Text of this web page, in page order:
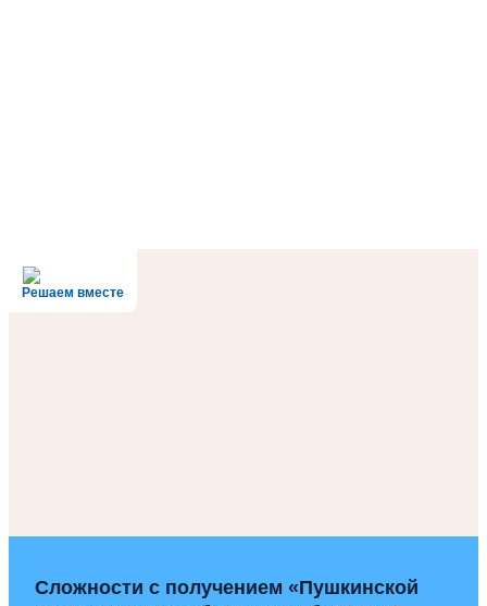
Решаем вместе
Сложности с получением «Пушкинской